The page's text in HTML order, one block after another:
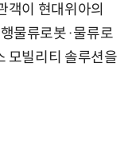
객이 현대위아의
물류로봇·물류로
모빌리티 솔루션을